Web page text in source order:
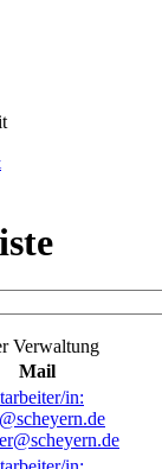
Verwaltung
Mail